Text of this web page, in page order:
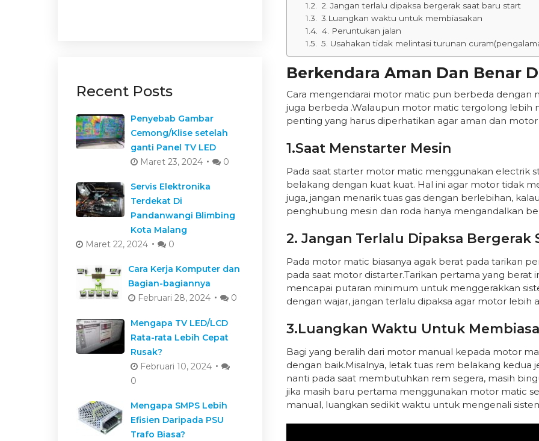
2. Jangan terlalu dipaksa bergerak saat baru start
3.Luangkan waktu untuk membiasakan
4. Peruntukan jalan
5. Usahakan tidak melintasi turunan
Berkendara Aman Dan Benar
Cara mengendarai motor matic pun berbeda dengan
juga berbeda .Walaupun motor matic tergolong lebih
penting yang harus diperhatikan agar aman dan motor
1.Saat Menstarter Mesin
Pada saat starter motor matic menggunakan electrik
belakang dengan kuat kuat. Hal ini agar motor tidak
juga, jangan menarik tuas gas dengan berlebihan,
penghubung mesin dan roda hanya mengandalkan
2. Jangan Terlalu Dipaksa Bergerak
Pada motor matic biasanya agak berat pada tarikan
pada saat motor distarter.Tarikan pertama yang berat
mencapai putaran minimum untuk menggerakkan
dengan wajar, jangan terlalu dipaksa agar motor lebih
3.Luangkan Waktu Untuk
Bagi yang beralih dari motor manual kepada motor
dengan baik.Misalnya, letak tuas rem belakang kedua
nanti pada saat membutuhkan rem segera, masih
jika masih baru pertama menggunakan motor matic
manual, luangkan sedikit waktu untuk mengenali
Recent Posts
Penyebab Gambar
Cemong/Klise setelah
ganti Panel TV LED
Maret 23, 2024
0
Servis Elektronika
Terdekat Di
Pandanwangi Blimbing
Kota Malang
Maret 22, 2024
0
Cara Kerja Komputer dan
Bagian-bagiannya
Februari 28, 2024
0
Mengapa TV LED/LCD
Rata-rata Lebih Cepat
Rusak?
Februari 10, 2024
0
Mengapa SMPS Lebih
Efisien Daripada PSU
Trafo Biasa?